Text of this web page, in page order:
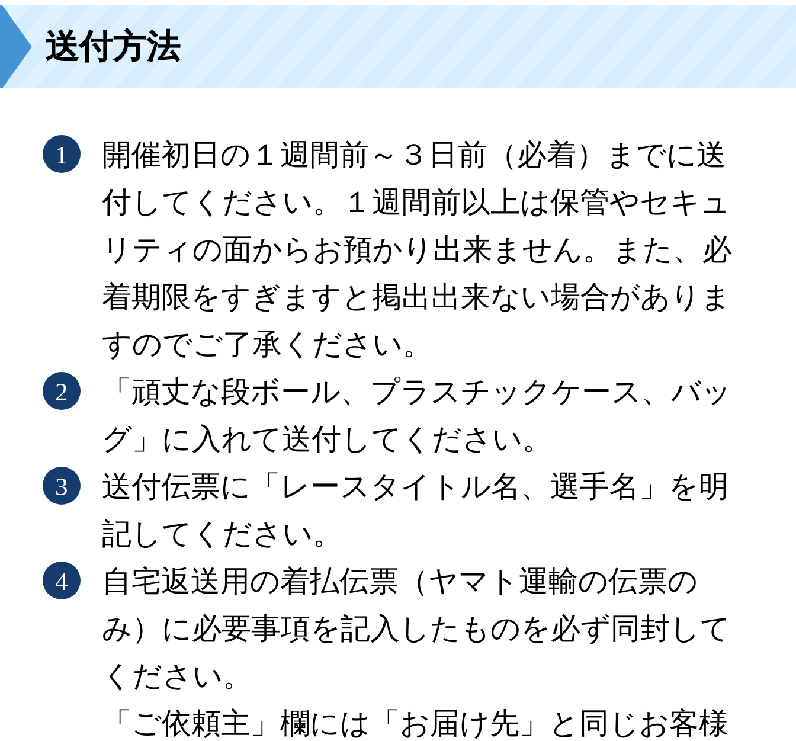
送付方法
1
開催初日の１週間前～３日前（必着）までに送
付してください。１週間前以上は保管やセキュ
リティの面からお預かり出来ません。また、必
着期限をすぎますと掲出出来ない場合がありま
すのでご了承ください。
2
「頑丈な段ボール、プラスチックケース、バッ
グ」に入れて送付してください。
3
送付伝票に「レースタイトル名、選手名」を明
記してください。
4
自宅返送用の着払伝票（ヤマト運輸の伝票の
み）に必要事項を記入したものを必ず同封して
ください。
「ご依頼主」欄には「お届け先」と同じお客様